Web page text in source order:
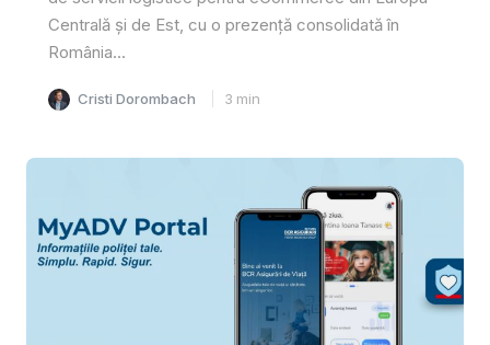
Centrală și de Est, cu o prezență consolidată în
România...
Cristi Dorombach 3 min